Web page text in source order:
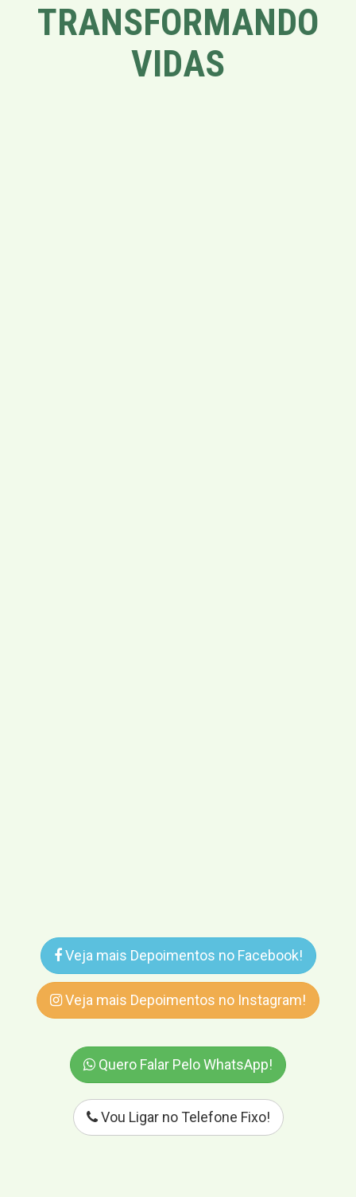
TRANSFORMANDO
VIDAS
Veja mais Depoimentos no Facebook!
Veja mais Depoimentos no Instagram!
Quero Falar Pelo WhatsApp!
Vou Ligar no Telefone Fixo!